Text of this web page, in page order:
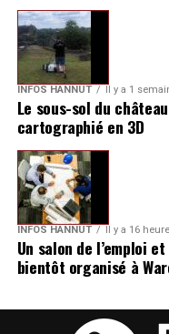
INFOS HANNUT Il y a 1
Le sous-sol du
cartographié en 3D
INFOS HANNUT Il y a 16
Un salon de l’emploi
bientôt organisé à